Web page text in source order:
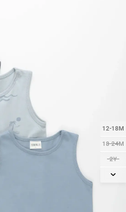
12-18M
18-24M
2Y
3Y